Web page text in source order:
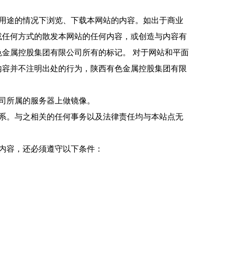
途的情况下浏览、下载本网站的内容。如出于商业
何方式的散发本网站的任何内容，或创造与内容有
属控股集团有限公司所有的标记。 对于网站和平面
并不注明出处的行为，陕西有色金属控股集团有限
属的服务器上做镜像。
。与之相关的任何事务以及法律责任均与本站点无
容，还必须遵守以下条件：